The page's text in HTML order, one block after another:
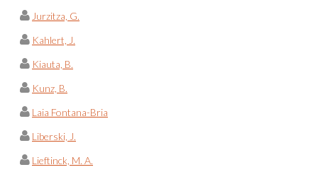
Jurzitza, G.
Kahlert, J.
Kiauta, B.
Kunz, B.
Laia Fontana-Bria
Liberski, J.
Lieftinck, M. A.